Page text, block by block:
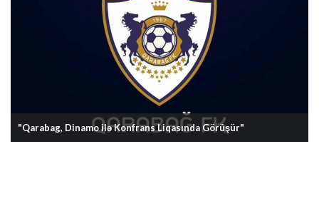
"Qarabag, Dinamo ilə Konfrans Liqasında Görüşür"